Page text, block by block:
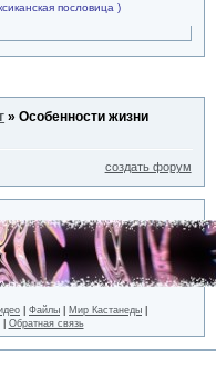
пословица )
»Особенности жизни
создать форум
Файлы Мир Кастанеды
| Обратная связь